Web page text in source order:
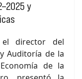
y
director del
Auditoría de la
de la